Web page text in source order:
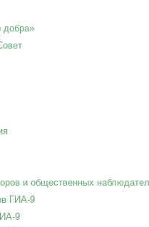
добра»
и общественных
ГИА-9
9